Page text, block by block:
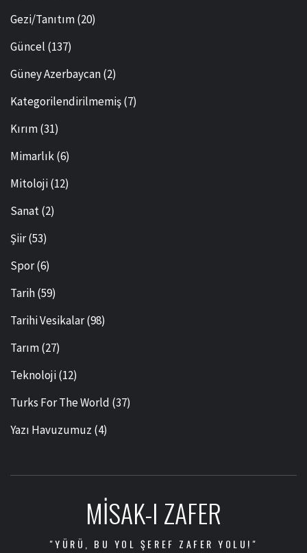
Gezi/Tanıtım(20)
Güncel (137)
Güney Azerbaycan(2)
Kategorilendirilmemiş(7)
Kırım(31)
Mimarlık(6)
Mitoloji(12)
Sanat(2)
Şiir(53)
Spor(6)
Tarih(59)
Tarihi Vesikalar(98)
Tarım(27)
Teknoloji(12)
Turks For The World (37)
Yazı Havuzumuz (4)
MISAK-I ZAFER
"YÜRÜ, BU YOL ŞEREF ZAFER YOLU!"